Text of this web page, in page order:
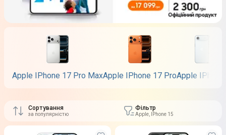
Apple IPhone 17 Pro MaxApple IPhone 17 ProApple IPhone
Сортування
за популярністю
Фільтр
Apple, IPhone 15